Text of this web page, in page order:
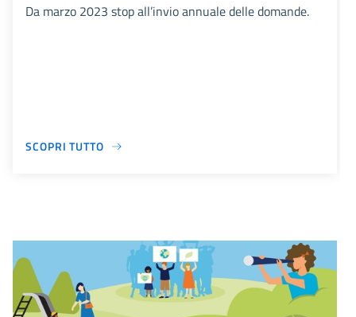
Da marzo 2023 stop all’invio annuale delle domande.
SCOPRI TUTTO